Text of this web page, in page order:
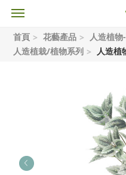
首頁 花藝產品
人造植
人造植栽/植物系列
人造植